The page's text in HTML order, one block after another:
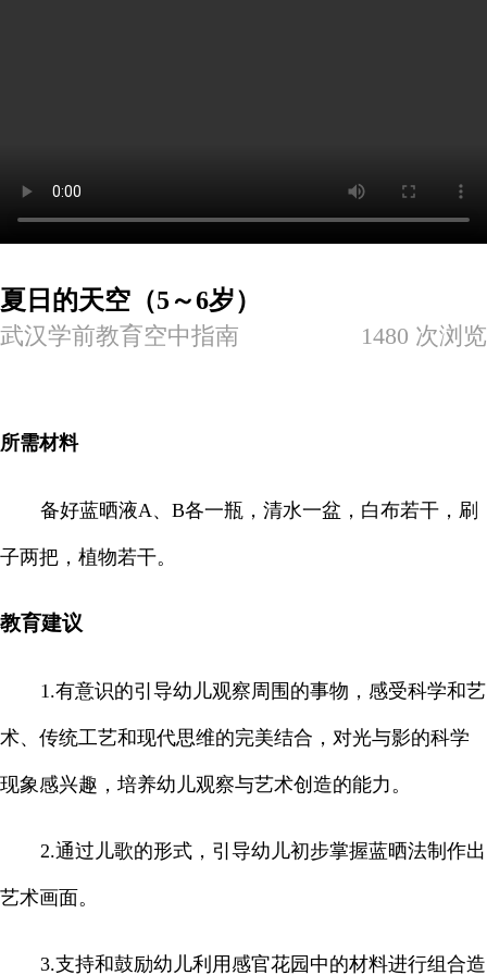
夏日的天空（5～6岁）
武汉学前教育空中指南 次浏览
1480
所需材料
备好蓝晒液A、B各一瓶，清水一盆，白布若干，刷
子两把，植物若干。
教育建议
1.有意识的引导幼儿观察周围的事物，感受科学和艺
术、传统工艺和现代思维的完美结合，对光与影的科学
现象感兴趣，培养幼儿观察与艺术创造的能力。
2.通过儿歌的形式，引导幼儿初步掌握蓝晒法制作出
艺术画面。
3.支持和鼓励幼儿利用感官花园中的材料进行组合造